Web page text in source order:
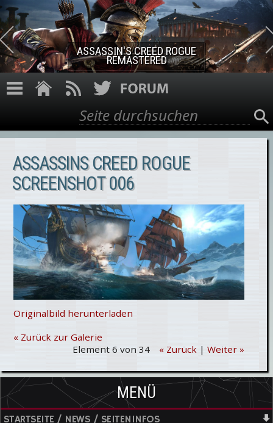
Direkt zum Inhalt
ASSASSIN'S CREED ROGUE
REMASTERED
Suchformular
Suche
ASSASSINS CREED ROGUE
SCREENSHOT 006
Originalbild herunterladen
« Zurück zur Galerie
Element 6 von 34
« Zurück| Weiter »
MENÜ
STARTSEITE / NEWS / SEITENINFOS